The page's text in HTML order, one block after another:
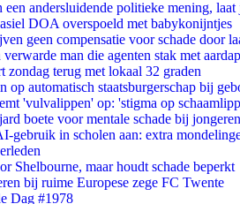
een andersluidende politieke mening,
DOA overspoeld met babykonijntjes
geen compensatie voor schade door
man die agenten stak met
zondag terug met lokaal 32 graden
op automatisch staatsburgerschap bij
'vulvalippen' op: 'stigma op
boete voor mentale schade bij jongeren
gebruik in scholen aan: extra
Shelbourne, maar houdt schade beperkt
bij ruime Europese zege FC Twente
Dag #1978